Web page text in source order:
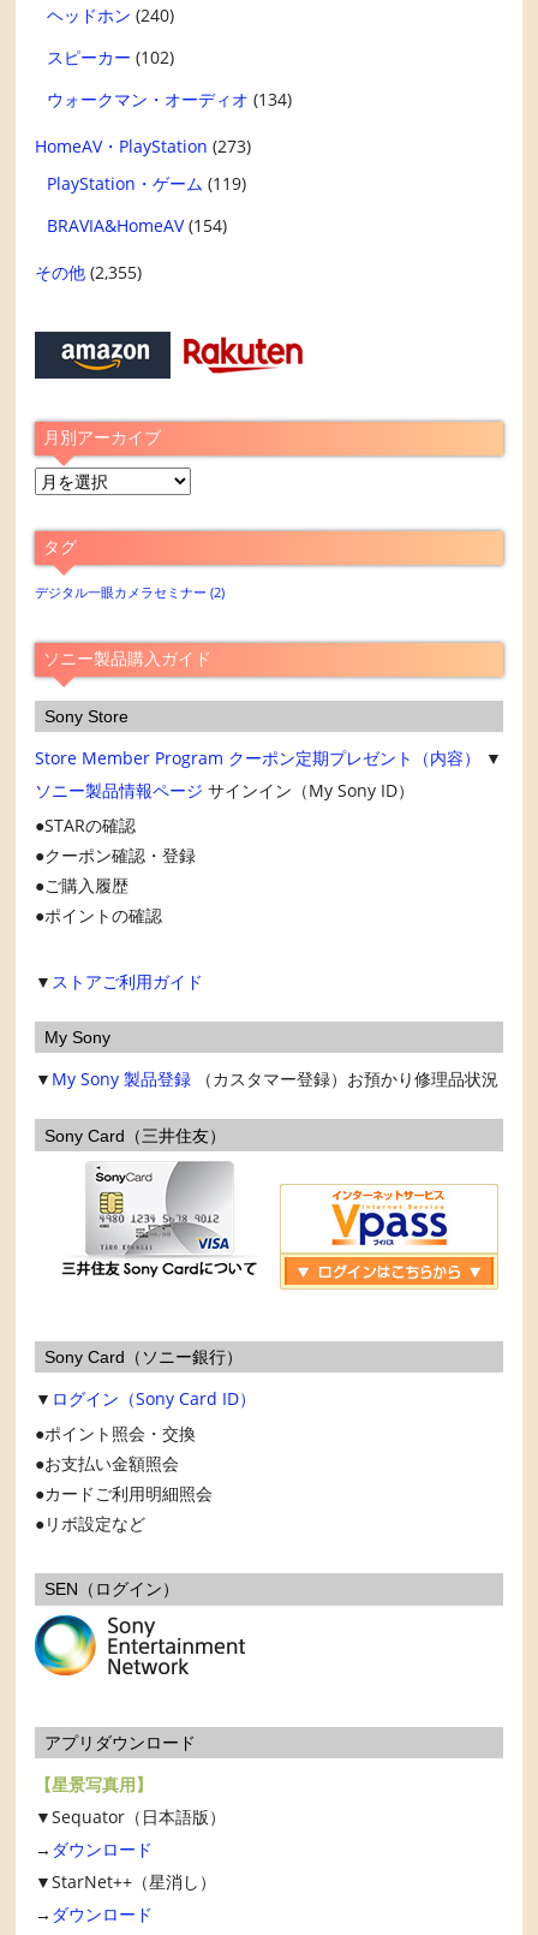
ヘッドホン (240)
スピーカー (102)
ウォークマン・オーディオ (134)
HomeAV・PlayStation (273)
PlayStation・ゲーム (119)
BRAVIA&HomeAV(154)
その他 (2,355)
月別アーカイブ
月
ア
ー
カ
ブ
タグ
デジタル一眼カメラセミナー (2)
ソニー製品購入ガイド
Sony Store
Store Member Program クーポン定期プレゼント（内容）
▼
ソニー製品情報ページ サインイン（My Sony ID）
STARの確認
クーポン確認・登録
ご購入履歴
ポイントの確認
▼ ストアご利用ガイド
My Sony
▼ My Sony 製品登録 （カスタマー登録）お預かり修理品状況
Sony Card（三井住友）
Sony Card（ソニー銀行）
▼ ログイン（Sony Card ID）
ポイント照会・交換
お支払い金額照会
カードご利用明細照会
リボ設定など
SEN（ログイン）
アプリダウンロード
【星景写真用】
▼Sequator（日本語版）
→ ダウンロード
▼StarNet++（星消し）
→ ダウンロード